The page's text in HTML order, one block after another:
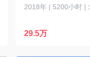
2018年 | 5200小时 |
29.5万